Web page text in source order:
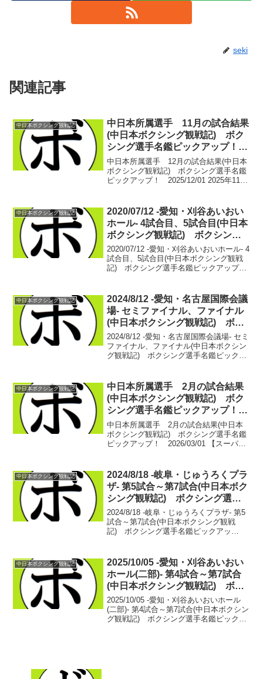
seki
関連記事
中日本ボクシング観戦記
中日本所属選手 11月の試合結果
(中日本ボクシング観戦記) ボク
シング選手名鑑ピックアップ！
2025/12/01
中日本所属選手 12月の試合結果(中日本
ボクシング観戦記) ボクシング選手名鑑
ピックアップ！ 2025/12/01 2025年11月
戦】廣瀬 悠斗(KG大和...
中日本ボクシング観戦記
2020/07/12 -愛知・刈谷あいおい
ホール- 4試合目、5試合目(中日本
ボクシング観戦記) ボクシング
選手名鑑ピックアップ！
2020/07/12 -愛知・刈谷あいおいホール- 4
試合目、5試合目(中日本ボクシング観戦
記) ボクシング選手名鑑ピックアップ！
(緑) vs 村田 望(岐阜ヨコゼキ)...
中日本ボクシング観戦記
2024/8/12 -愛知・名古屋国際会議
場- セミファイナル、ファイナル
(中日本ボクシング観戦記) ボク
シング選手名鑑ピックアップ！
2024/8/12 -愛知・名古屋国際会議場- セミ
ファイナル、ファイナル(中日本ボクシン
グ観戦記) ボクシング選手名鑑ピックア
がりの中、入ってくる大...
中日本ボクシング観戦記
中日本所属選手 2月の試合結果
(中日本ボクシング観戦記) ボク
シング選手名鑑ピックアップ！
2026/03/01
中日本所属選手 2月の試合結果(中日本
ボクシング観戦記) ボクシング選手名鑑
ピックアップ！ 2026/03/01 【スーパー
ンツーで勝負が決した。1分に満...
中日本ボクシング観戦記
2024/8/18 -岐阜・じゅうろくプラ
ザ- 第5試合～第7試合(中日本ボク
シング観戦記) ボクシング選手
名鑑ピックアップ！
2024/8/18 -岐阜・じゅうろくプラザ- 第5
試合～第7試合(中日本ボクシング観戦
記) ボクシング選手名鑑ピックアッ
ナメ)ハンドスピード、コンビネーシ...
中日本ボクシング観戦記
2025/10/05 -愛知・刈谷あいおい
ホール(二部)- 第4試合～第7試合
(中日本ボクシング観戦記) ボク
シング選手名鑑ピックアップ！
2025/10/05 -愛知・刈谷あいおいホール
(二部)- 第4試合～第7試合(中日本ボクシン
グ観戦記) ボクシング選手名鑑ピックア